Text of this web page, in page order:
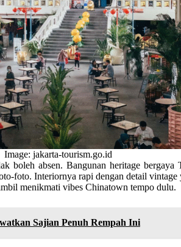
Image: jakarta-tourism.go.id
boleh absen. Bangunan heritage bergaya
foto. Interiornya rapi dengan detail vintage
menikmati vibes Chinatown tempo dulu.
Sajian Penuh Rempah Ini